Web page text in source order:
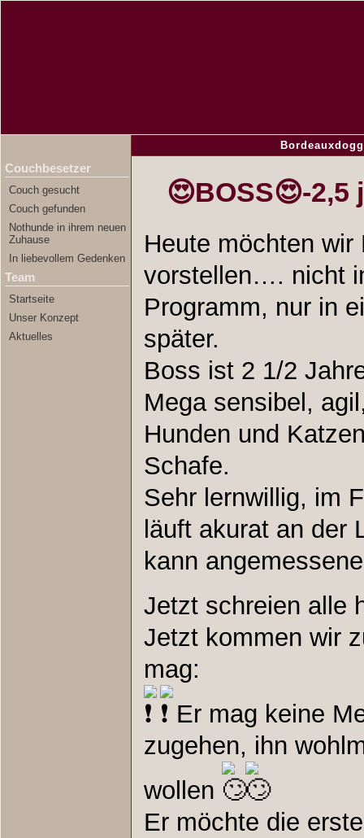
Couchbesetzer
Couch gesucht
Couch gefunden
Nothunde in ihrem neuen
Zuhause
In liebevollem Gedenken
Team
Startseite
Unser Konzept
Aktuelles
😍BOSS😍-
Heute möchten
vorstellen…. nicht
Programm, nur in
später.
Boss ist 2 1/2
Mega sensibel,
Hunden und
Schafe.
Sehr lernwillig, im
läuft akurat an der
kann
Jetzt schreien
Jetzt kommen wir
mag:
Er mag keine
zugehen, ihn
wollen
Er möchte die